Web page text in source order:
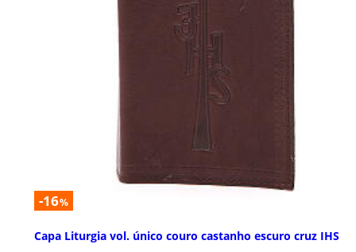
-16%
Capa Liturgia vol. único couro castanho escuro cruz IHS